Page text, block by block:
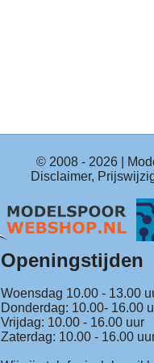
© 2008 - 2026|
Disclaimer,
Openingstijden
Woensdag 10.00 - 13.00
Donderdag: 10.00- 16.00
Vrijdag: 10.00 - 16.00 uur
Zaterdag: 10.00 - 16.00